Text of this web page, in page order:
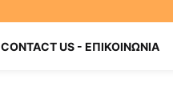
CONTACT US - ΕΠΙΚΟΙΝΩΝΊΑ